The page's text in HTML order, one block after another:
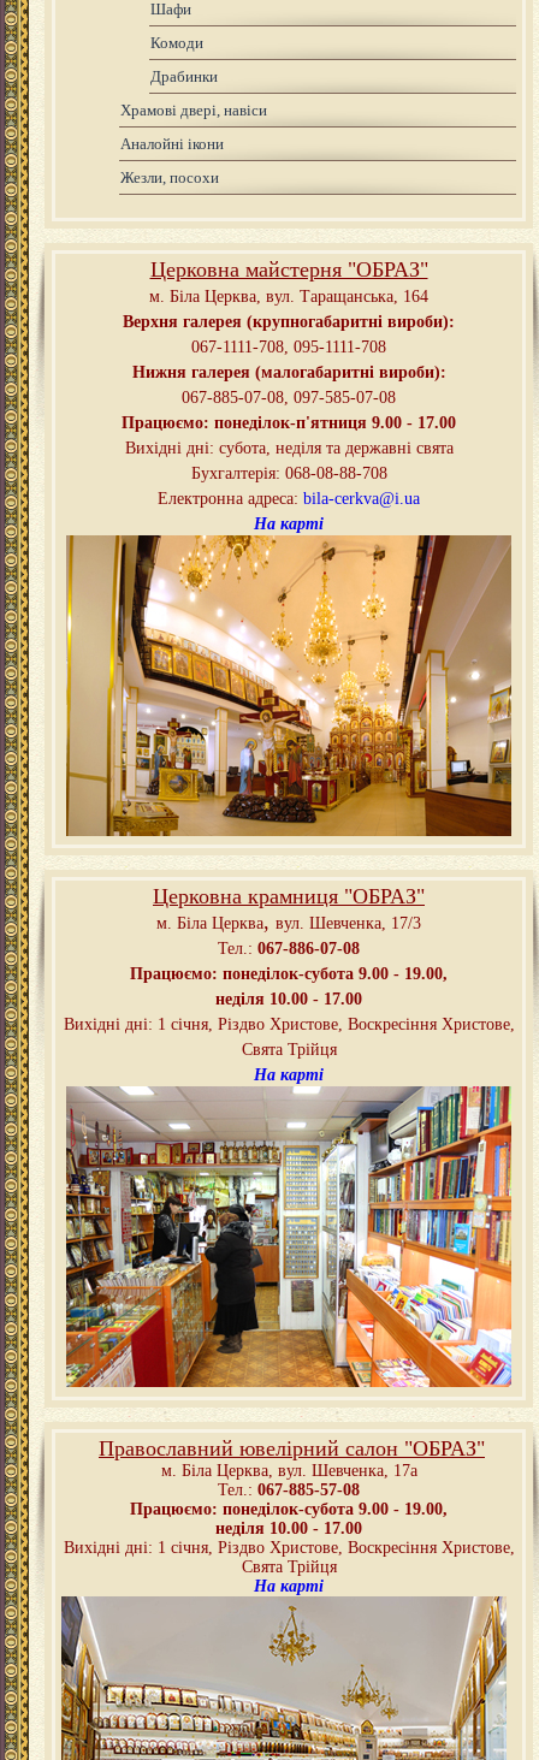
Шафи
Комоди
Драбинки
Храмові двері, навіси
Аналойні ікони
Жезли, посохи
Церковна майстерня "ОБРАЗ"
м. Біла Церква, вул. Таращанська, 164
Верхня галерея (крупногабаритні вироби):
067-1111-708, 095-1111-708
Нижня галерея (малогабаритні вироби):
067-885-07-08, 097-585-07-08
Працюємо: понеділок-п'ятниця 9.00 - 17.00
Вихідні дні: субота, неділя та державні свята
Бухгалтерія: 068-08-88-708
Електронна адреса: bila-cerkva@i.ua
На карті
Церковна крамниця "ОБРАЗ"
м. Біла Церква, вул. Шевченка, 17/3
Тел.: 067-886-07-08
Працюємо: понеділок-субота 9.00 - 19.00,
неділя 10.00 - 17.00
Вихідні дні: 1 січня, Різдво Христове, Воскресіння Христове,
Свята Трійця
На карті
Православний ювелірний салон "ОБРАЗ"
м. Біла Церква, вул. Шевченка, 17а
Тел.: 067-885-57-08
Працюємо: понеділок-субота 9.00 - 19.00,
неділя 10.00 - 17.00
Вихідні дні: 1 січня, Різдво Христове, Воскресіння Христове,
Свята Трійця
На карті